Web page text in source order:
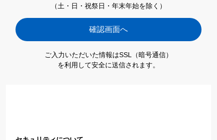
（土・日・祝祭日・年末年始を除く）
ご入力いただいた情報はSSL（暗号通信）
を利用して安全に送信されます。